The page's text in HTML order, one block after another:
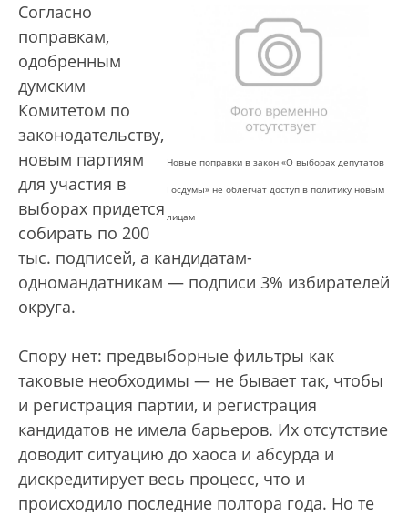
Новые поправки в закон «О выборах депутатов
Госдумы» не облегчат доступ в политику новым
лицам
Согласно
поправкам,
одобренным
думским
Комитетом по
законодательству,
новым партиям
для участия в
выборах придется
собирать по 200
тыс. подписей, а кандидатам-
одномандатникам — подписи 3% избирателей
округа.
Спору нет: предвыборные фильтры как
таковые необходимы — не бывает так, чтобы
и регистрация партии, и регистрация
кандидатов не имела барьеров. Их отсутствие
доводит ситуацию до хаоса и абсурда и
дискредитирует весь процесс, что и
происходило последние полтора года. Но те